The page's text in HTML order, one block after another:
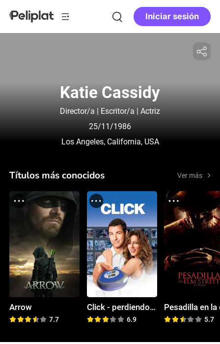
Iniciar sesión
Katie Cassidy
Director/a | Escritor/a | Actriz
25/11/1986
Los Angeles, California, USA
Títulos más conocidos Ver más
Arrow
7.7
Click - perdiendo el control
6.9 5.7